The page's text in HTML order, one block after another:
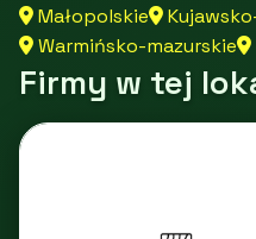
Małopolskie
Warmińsko-mazurskie
Firmy w tej